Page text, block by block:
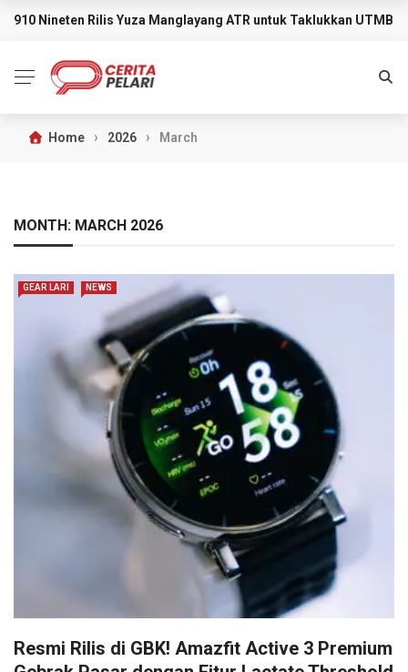
BREAKING NEWS
910 Nineten Rilis Yuza Manglayang ATR untuk Taklukkan UTMB
Home › 2026 › March
MONTH: MARCH 2026
GEAR LARI NEWS
Resmi Rilis di GBK! Amazfit Active 3 Premium